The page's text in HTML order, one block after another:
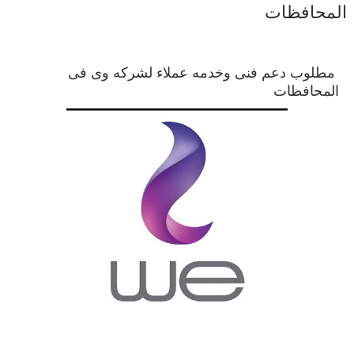
المحافظات
مطلوب دعم فنى وخدمه عملاء لشركه وى فى
المحافظات